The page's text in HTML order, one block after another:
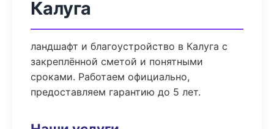
Калуга
ландшафт и благоустройство в Калуга с
закреплённой сметой и понятными
сроками. Работаем официально,
предоставляем гарантию до 5 лет.